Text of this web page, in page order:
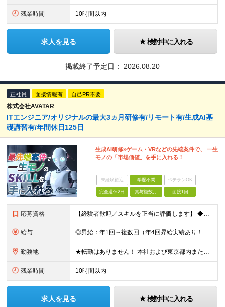
残業時間 10時間以内
求人を見る 検討中に入れる
掲載終了予定日： 2026.08.20
正社員 面接情報有 自己PR不要
株式会社AVATAR
ITエンジニア/オリジナルの最大3ヵ月研修有/リモート有/生成AI基
礎講習有/年間休日125日
生成AI研修×ゲーム・VRなどの先端案件で、 一生
モノの「市場価値」を手に入れる！
未経験歓迎 学歴不問 ベテランOK
完全週休2日 賞与複数月 面接1回
応募資格 【経験者歓迎／スキルを正当に評価します】 ◆学歴不問 ◆ITエンジニアとしての実務経験をお持ちの方（年数・分野不問） 「今の環境ではスキルアップの実感がない」 「もっと幅広い技術に挑戦したい」 「
給与 ◎昇給：年1回～複数回（年4回昇給実績あり！） ◎1000万円以上も可／20代後半で複数在籍！ 【ITエンジニア業務経験者】 ◆月給30万円～80万円(固定残業代含む)＋各種手当 ※経験者は試用期間
勤務地 ★転勤はありません！ 本社および東京都内または 首都圏を中心とするプロジェクト先での勤務となります。 ※勤務地選択可 ※希望は最大限考慮します ※入社後の転居を伴う転勤なし ◆本社オフィス 東京都
残業時間 10時間以内
求人を見る 検討中に入れる